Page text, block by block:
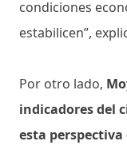
condiciones
estabilicen”,
Por otro lado,
indicadores del
esta